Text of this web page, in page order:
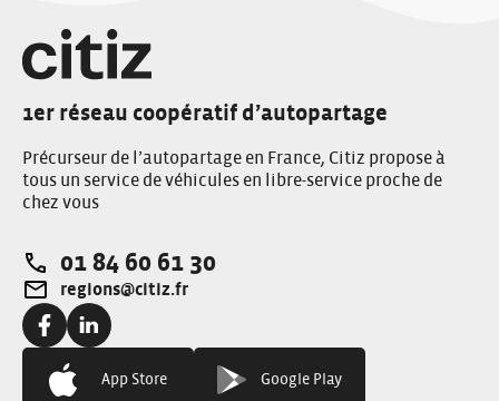
1er réseau coopératif d’autopartage
Précurseur de l’autopartage en France, Citiz propose à
tous un service de véhicules en libre-service proche de
chez vous
Téléphone:
01 84 60 61 30
Adresse e-mail:
regions@citiz.fr
Facebook:Linkedin:
App Store Google Play